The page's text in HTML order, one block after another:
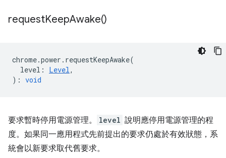
requestKeepAwake()
chrome.power . requestKeepAwake(
level : Level,
) : void
要求暫時停用電源管理。 level 說明應停用電源管理的程
度。如果同一應用程式先前提出的要求仍處於有效狀態，系
統會以新要求取代舊要求。